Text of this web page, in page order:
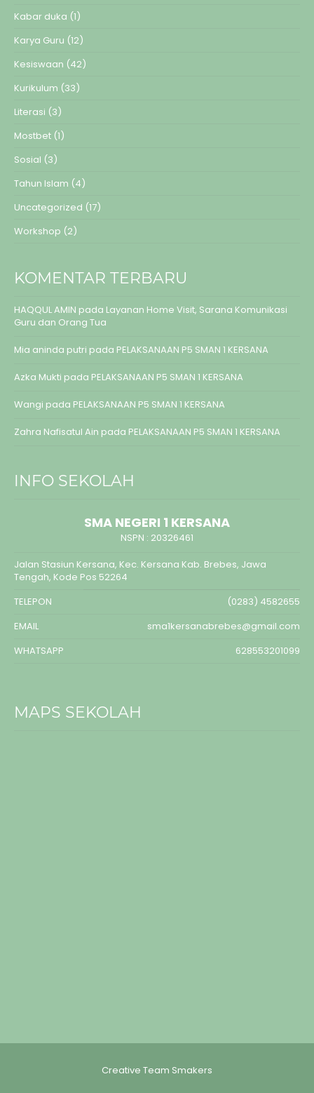
Kabar duka (1)
Karya Guru (12)
Kesiswaan (42)
Kurikulum (33)
Literasi (3)
Mostbet (1)
Sosial (3)
Tahun Islam (4)
Uncategorized (17)
Workshop (2)
KOMENTAR TERBARU
HAQQUL AMIN pada Layanan Home Visit, Sarana Komunikasi
Guru dan Orang Tua
Mia aninda putri pada PELAKSANAAN P5 SMAN 1 KERSANA
Azka Mukti pada PELAKSANAAN P5 SMAN 1 KERSANA
Wangi pada PELAKSANAAN P5 SMAN 1 KERSANA
Zahra Nafisatul Ain pada PELAKSANAAN P5 SMAN 1 KERSANA
INFO SEKOLAH
SMA NEGERI 1 KERSANA
NSPN : 20326461
Jalan Stasiun Kersana, Kec. Kersana Kab. Brebes, Jawa
Tengah, Kode Pos 52264
TELEPON
(0283) 4582655
EMAIL
sma1kersanabrebes@gmail.com
WHATSAPP
628553201099
MAPS SEKOLAH
Creative Team Smakers